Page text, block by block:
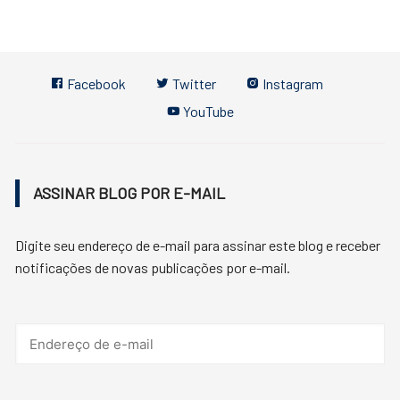
Facebook Twitter
Instagram
YouTube
ASSINAR BLOG POR E-MAIL
Digite seu endereço de e-mail para assinar este blog e receber
notificações de novas publicações por e-mail.